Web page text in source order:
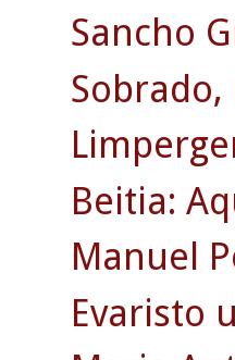
Sancho
Beitia:
Manuel
Evaristo